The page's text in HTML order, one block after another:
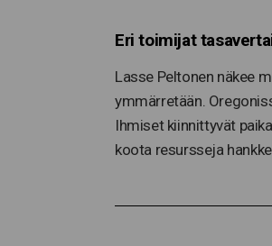
Eri toimijat
Lasse Peltonen näkee
ymmärretään.
Ihmiset kiinnittyvät
koota resursseja